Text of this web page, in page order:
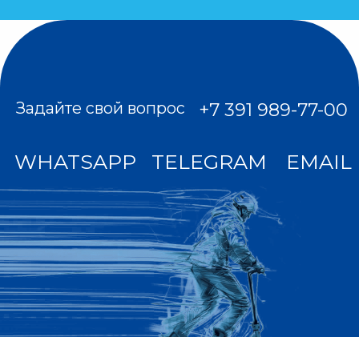
наилучшего представления нашего сайта.
Если Вы продолжите использовать сайт, мы
получаем и обрабатываем персональные
данные посетителей нашего сайта в
соответствии с официальной политикой и
пользовательским соглашением. Если вы не
даете согласие на обработку своих
персональных данных, Вам необходимо
покинуть наш сайт.